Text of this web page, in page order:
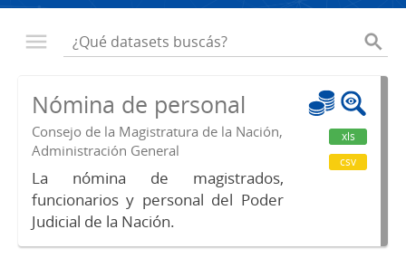
Nómina de personal
Consejo de la Magistratura de la Nación,
Administración General
La nómina de magistrados,
funcionarios y personal del Poder
Judicial de la Nación.
xls
csv